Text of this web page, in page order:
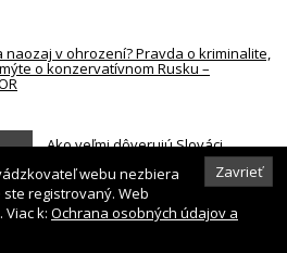
naozaj v ohrození? Pravda o kriminalite,
o konzervatívnom Rusku –
Ako veľmi dôverujú Slováci
štátnym inštitúciám? Najhoršie
dopadla vláda a parlamentZavrieť
webu nezbiera
registrovaný. Web
k: Ochrana osobných údajov a